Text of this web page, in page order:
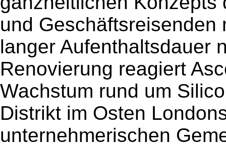
und
langer Aufenthaltsdauer
Renovierung reagiert
Wachstum rund um
Distrikt im Osten
unternehmerischen